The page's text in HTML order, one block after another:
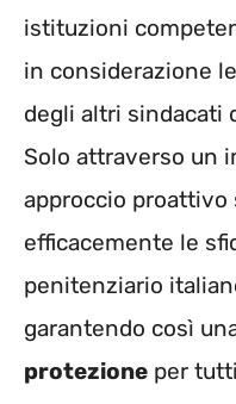
istituzioni
in considerazione
degli altri sindacati
Solo attraverso un
approccio proattivo
efficacemente le
penitenziario
garantendo così
protezione per